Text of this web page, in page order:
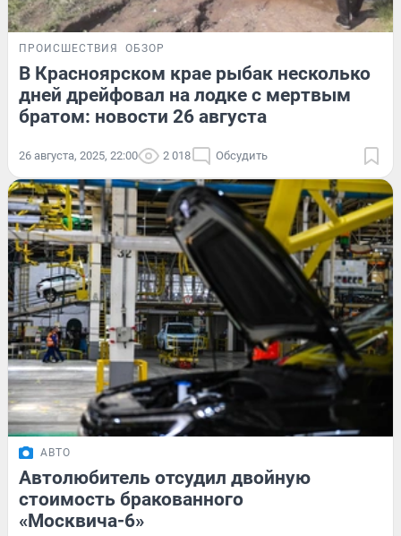
ПРОИСШЕСТВИЯ ОБЗОР
В Красноярском крае рыбак несколько
дней дрейфовал на лодке с мертвым
братом: новости 26 августа
26 августа, 2025, 22:00 2 018 Обсудить
АВТО
Автолюбитель отсудил двойную
стоимость бракованного
«Москвича-6»